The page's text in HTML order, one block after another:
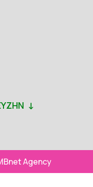
↓
Agency